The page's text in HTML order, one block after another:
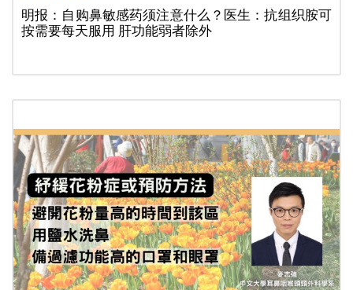
明报：自购鼻敏感药须注意什么？医生：抗组织胺可
按需要每天服用 肝功能弱者除外